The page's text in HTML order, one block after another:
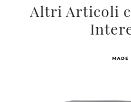
Altri Articoli